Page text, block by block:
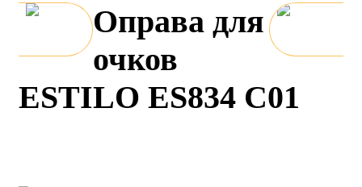
Оправа для
очков
ESTILO ES834 C01